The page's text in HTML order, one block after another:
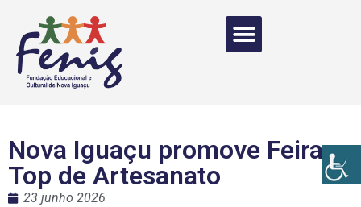
Nova Iguaçu promove Feira
Top de Artesanato
23 junho 2026